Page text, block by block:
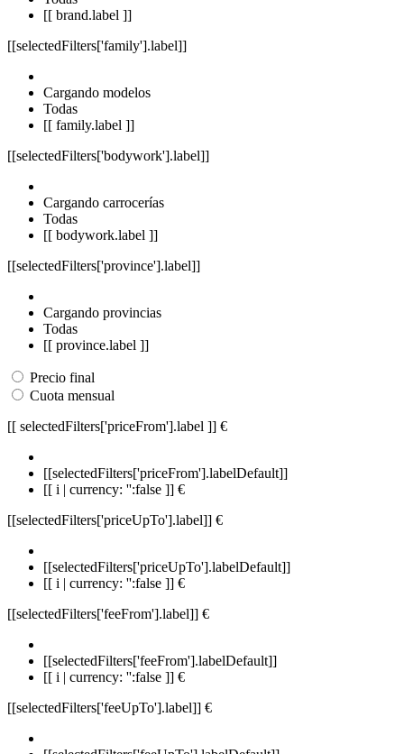
[[ brand.label ]]
[[selectedFilters['family'].label]]
Cargando modelos
Todas
[[ family.label ]]
[[selectedFilters['bodywork'].label]]
Cargando carrocerías
Todas
[[ bodywork.label ]]
[[selectedFilters['province'].label]]
Cargando provincias
Todas
[[ province.label ]]
Precio final
Cuota mensual
[[ selectedFilters['priceFrom'].label ]] €
[[selectedFilters['priceFrom'].labelDefault]]
[[ i | currency: '':false ]] €
[[selectedFilters['priceUpTo'].label]] €
[[selectedFilters['priceUpTo'].labelDefault]]
[[ i | currency: '':false ]] €
[[selectedFilters['feeFrom'].label]] €
[[selectedFilters['feeFrom'].labelDefault]]
[[ i | currency: '':false ]] €
[[selectedFilters['feeUpTo'].label]] €